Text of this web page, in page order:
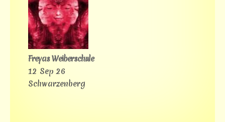
Freyas Weiberschule
12 Sep 26
Schwarzenberg